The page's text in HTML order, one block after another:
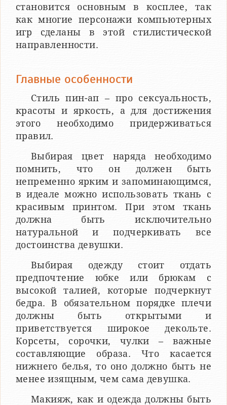
становится основным в косплее, так
как многие персонажи компьютерных
игр сделаны в этой стилистической
направленности.
Главные особенности
Стиль пин-ап – про сексуальность,
красоты и яркость, а для достижения
этого необходимо придерживаться
правил.
Выбирая цвет наряда необходимо
помнить, что он должен быть
непременно ярким и запоминающимся,
в идеале можно использовать ткань с
красивым принтом. При этом ткань
должна быть исключительно
натуральной и подчеркивать все
достоинства девушки.
Выбирая одежду стоит отдать
предпочтение юбке или брюкам с
высокой талией, которые подчеркнут
бедра. В обязательном порядке плечи
должны быть открытыми и
приветствуется широкое декольте.
Корсеты, сорочки, чулки – важные
составляющие образа. Что касается
нижнего белья, то оно должно быть не
менее изящным, чем сама девушка.
Макияж, как и одежда должны быть